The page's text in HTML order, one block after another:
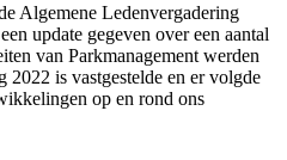
Algemene Ledenvergadering
update gegeven over een aantal
van Parkmanagement werden
2022 is vastgestelde en er volgde
op en rond ons